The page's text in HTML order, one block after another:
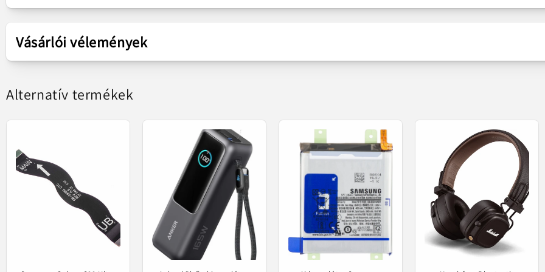
Alkatrész Plakaszalag
Tartalom
Termék állapota
Vásárlói vélemények
Értékelés írása
Alternatív termékek